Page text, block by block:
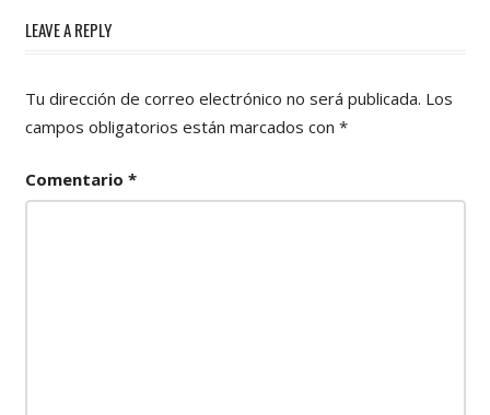
LEAVE A REPLY
Tu dirección de correo electrónico no será publicada. Los
campos obligatorios están marcados con *
Comentario *